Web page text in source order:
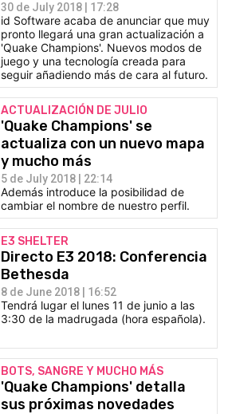
30 de July 2018 | 17:28
id Software acaba de anunciar que muy
pronto llegará una gran actualización a
'Quake Champions'. Nuevos modos de
juego y una tecnología creada para
seguir añadiendo más de cara al futuro.
ACTUALIZACIÓN DE JULIO
'Quake Champions' se
actualiza con un nuevo mapa
y mucho más
5 de July 2018 | 22:14
Además introduce la posibilidad de
cambiar el nombre de nuestro perfil.
E3 SHELTER
Directo E3 2018: Conferencia
Bethesda
8 de June 2018 | 16:52
Tendrá lugar el lunes 11 de junio a las
3:30 de la madrugada (hora española).
BOTS, SANGRE Y MUCHO MÁS
'Quake Champions' detalla
sus próximas novedades